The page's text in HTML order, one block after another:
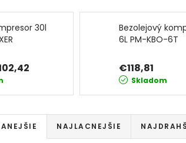
30l
Bezolejový
6L PM-KBO-6T
€118,81
Skladom
produktov
NAJLACNEJŠIE